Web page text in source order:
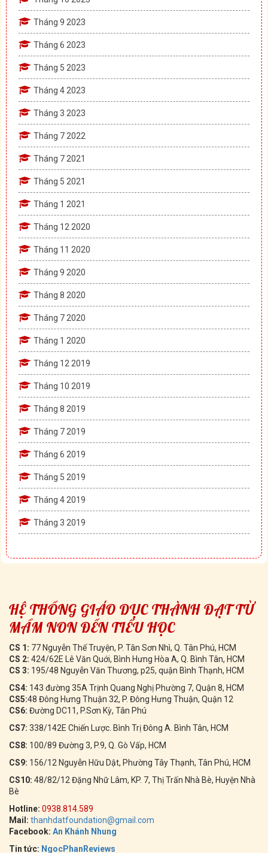
Tháng 9 2023
Tháng 6 2023
Tháng 5 2023
Tháng 4 2023
Tháng 3 2023
Tháng 7 2022
Tháng 7 2021
Tháng 5 2021
Tháng 1 2021
Tháng 12 2020
Tháng 11 2020
Tháng 9 2020
Tháng 8 2020
Tháng 7 2020
Tháng 1 2020
Tháng 12 2019
Tháng 10 2019
Tháng 8 2019
Tháng 7 2019
Tháng 6 2019
Tháng 5 2019
Tháng 4 2019
Tháng 3 2019
HỆ THỐNG GIÁO DỤC THÀNH ĐẠT TỪ
MẦM NON ĐẾN TIỂU HỌC
CS 1: 77 Nguyễn Thế Truyện, P. Tân Sơn Nhì, Q. Tân Phú, HCM
CS 2: 424/62E Lê Văn Quới, Bình Hưng Hòa A, Q. Bình Tân, HCM
CS 3: 195/48 Nguyễn Văn Thương, p25, quận Bình Thạnh, HCM
CS4: 143 đường 35A Trịnh Quang Nghị Phường 7, Quận 8, HCM
CS5:48 Đông Hưng Thuận 32, P. Đông Hưng Thuận, Quận 12
CS6: Đường DC11, P.Sơn Kỳ, Tân Phú
CS7: 338/142E Chiến Lược. Bình Trị Đông A. Bình Tân, HCM
CS8: 100/89 Đường 3, P.9, Q. Gò Vấp, HCM
CS9: 156/12 Nguyễn Hữu Dật, Phường Tây Thạnh, Tân Phú, HCM
CS10: 48/82/12 Đặng Nhữ Lâm, KP. 7, Thị Trấn Nhà Bè, Huyện Nhà
Bè
Hotline: 0938.814.589
Mail: thanhdatfoundation@gmail.com
Facebook: An Khánh Nhung
Tin tức: NgocPhanReviews